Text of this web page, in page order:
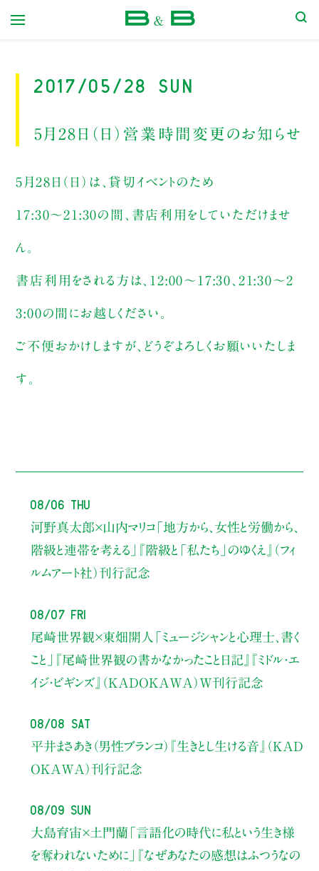
2017/05/28 Sun
5月28日（日）営業時間変更のお知らせ
5月28日（日）は、貸切イベントのため
17:30〜21:30の間、書店利用をしていただけませ
ん。
書店利用をされる方は、12:00〜17:30、21:30〜2
3:00の間にお越しください。
ご不便おかけしますが、どうぞよろしくお願いいたしま
す。
08/06 Thu
河野真太郎×山内マリコ「地方から、女性と労働から、
階級と連帯を考える」
『階級と「私たち」のゆくえ』（フィ
ルムアート社）刊行記念
08/07 Fri
尾崎世界観×東畑開人
「ミュージシャンと心理士、書く
こと」
『尾崎世界観の書かなかったこと日記』『ミドル・エ
イジ・ビギンズ』（KADOKAWA）W刊行記念
08/08 Sat
平井まさあき（男性ブランコ） 『生きとし生ける音』（KAD
OKAWA）刊行記念
08/09 Sun
大島育宙×土門蘭 「言語化の時代に私という生き様
を奪われないために」
『なぜあなたの感想はふつうなの